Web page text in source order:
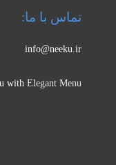
تماس با ما:
info@neeku.ir
with Elegant Menu